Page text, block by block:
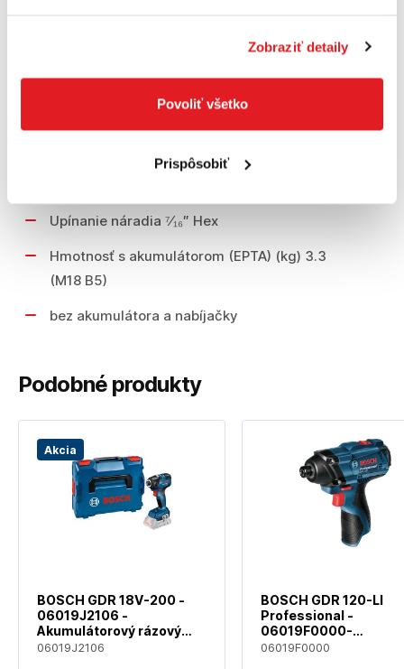
Zobraziť detaily
Povoliť všetko
Prispôsobiť
Napätie (V) 18
Počet úderov (ú./min) 0- 800 / 0-1300 / 0-
Upínanie náradia ⁷⁄₁₆″ Hex
Hmotnosť s akumulátorom (EPTA) (kg) 3.3
(M18 B5)
bez akumulátora a nabíjačky
Podobné produkty
Akcia
BOSCH GDR 18V-200 -
06019J2106 -
Akumulátorový rázový
uťahovač - bez
06019J2106
BOSCH GDR 120-LI
Professional -
06019F0000-
Akumulátorový rázový
06019F0000